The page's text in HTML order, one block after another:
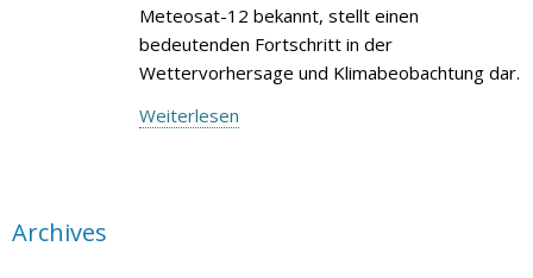
Meteosat-12 bekannt, stellt einen
bedeutenden Fortschritt in der
Wettervorhersage und Klimabeobachtung dar.
Weiterlesen
Archives